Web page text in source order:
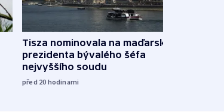
Tisza nominovala na maďarského
prezidenta bývalého šéfa
nejvyššího soudu
před 20 hodinami